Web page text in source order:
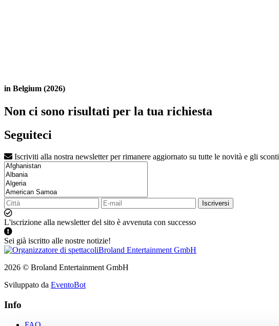
in Belgium (2026)
Non ci sono risultati per la tua richiesta
Seguiteci
Iscriviti alla nostra newsletter per rimanere aggiornato su tutte le novità e gli sconti
Iscriversi
L'iscrizione alla newsletter del sito è avvenuta con successo
Sei già iscritto alle nostre notizie!
2026 © Broland Entertainment GmbH
Sviluppato da EventoBot
Info